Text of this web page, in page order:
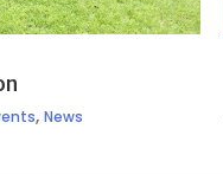
, News